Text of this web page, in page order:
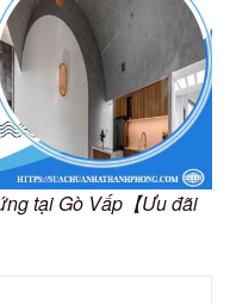
tại Gò Vấp【Ưu đãi